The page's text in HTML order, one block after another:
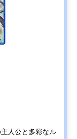
人公と多彩なル